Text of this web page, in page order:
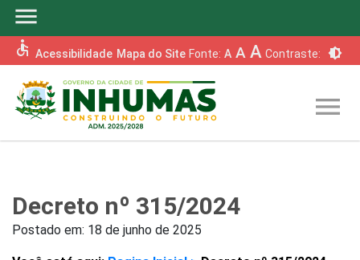
menu
accessible Acessibilidade Mapa do Site Fonte: A A A Contraste: brightness_6
menu
Decreto nº 315/2024
Postado em: 18 de junho de 2025